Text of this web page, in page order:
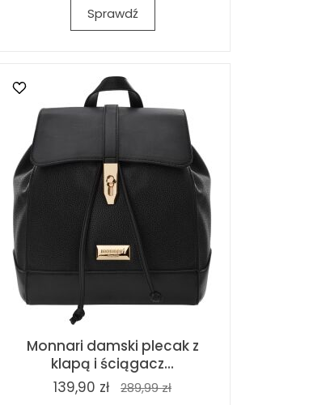
Sprawdź
Monnari damski plecak z
klapą i ściągacz...
139,90 zł
289,99 zł